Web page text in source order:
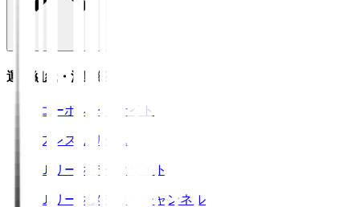
運営組織・活動紹介
コーポレートサイト
プレスリリース
Ｊリーグデータサイト
Ｊリーグメディアチャンネル